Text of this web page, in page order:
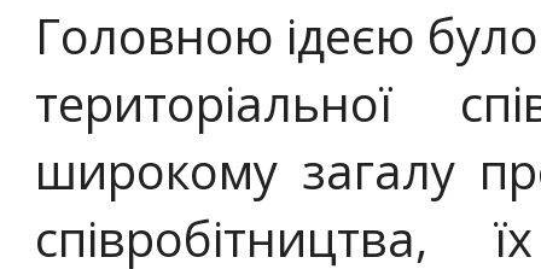
Головною ідеєю
територіальної
широкому загалу